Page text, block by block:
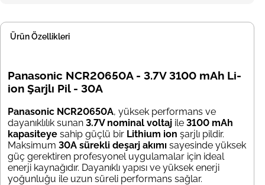
Ürün Özellikleri
Panasonic NCR20650A - 3.7V 3100 mAh Li-
ion Şarjlı Pil - 30A
Panasonic NCR20650A, yüksek performans ve
dayanıklılık sunan 3.7V nominal voltaj ile 3100 mAh
kapasiteye sahip güçlü bir Lithium ion şarjlı pildir.
Maksimum 30A sürekli deşarj akımı sayesinde yüksek
güç gerektiren profesyonel uygulamalar için ideal
enerji kaynağıdır. Dayanıklı yapısı ve yüksek enerji
yoğunluğu ile uzun süreli performans sağlar.